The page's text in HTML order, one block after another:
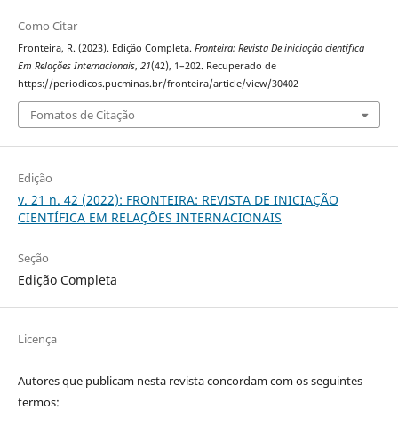
Como Citar
Fronteira, R. (2023). Edição Completa. Fronteira: Revista De iniciação científica
Em Relações Internacionais, 21(42), 1–202. Recuperado de
https://periodicos.pucminas.br/fronteira/article/view/30402
Fomatos de Citação
Edição
v. 21 n. 42 (2022): FRONTEIRA: REVISTA DE INICIAÇÃO
CIENTÍFICA EM RELAÇÕES INTERNACIONAIS
Seção
Edição Completa
Licença
Autores que publicam nesta revista concordam com os seguintes
termos: